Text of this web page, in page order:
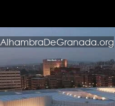
AlhambraDeGranada.org